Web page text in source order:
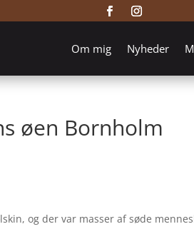
Om mig Nyheder
øen Bornholm
og der var masser af søde